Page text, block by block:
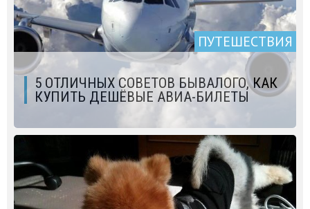
ПУТЕШЕСТВИЯ
5 ОТЛИЧНЫХ СОВЕТОВ БЫВАЛОГО, КАК
КУПИТЬ ДЕШЁВЫЕ АВИА-БИЛЕТЫ